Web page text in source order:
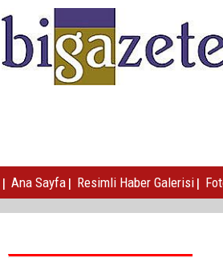
| Ana Sayfa | Resimli Haber Galerisi |